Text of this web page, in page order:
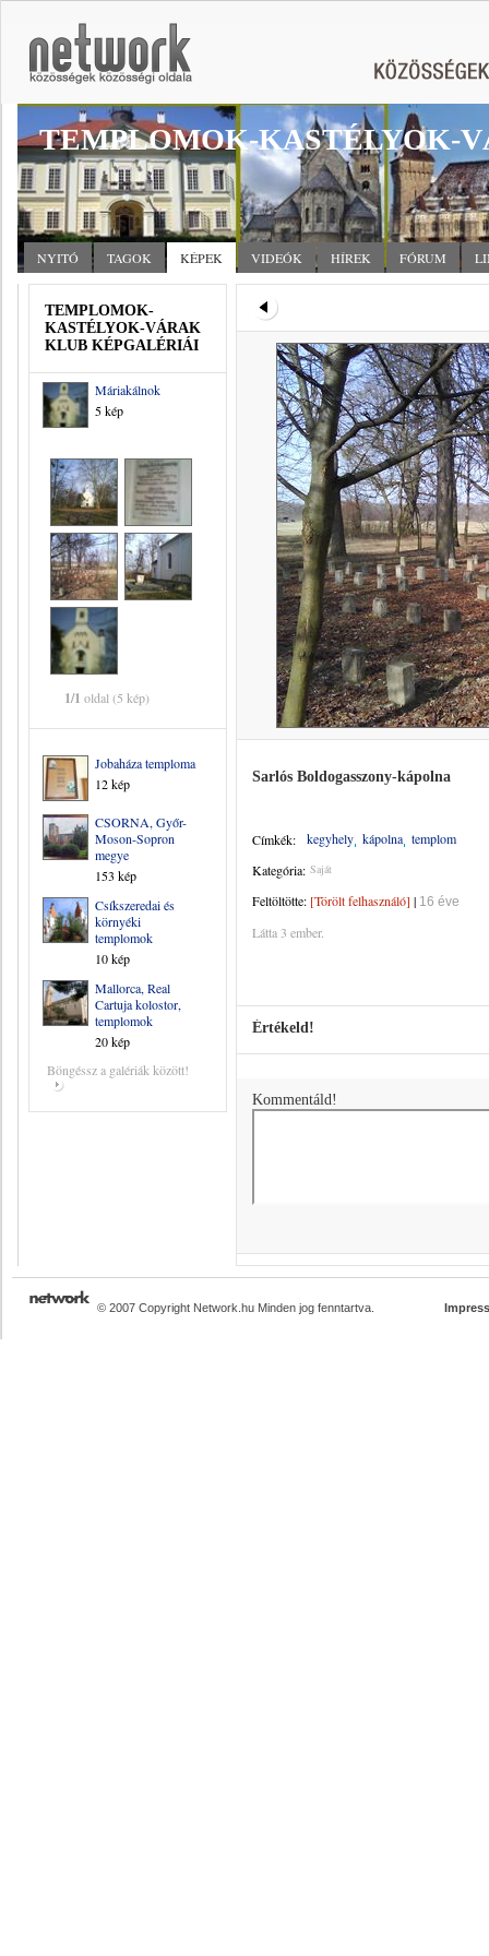
TEMPLOMOK-KASTÉLYOK-
NYITÓ TAGOK KÉPEK VIDEÓK HÍREK FÓRUM
TEMPLOMOK-
KASTÉLYOK-VÁRAK
KLUB KÉPGALÉRIÁI
Máriakálnok
5 kép
1/1 oldal (5 kép)
Jobaháza temploma
12 kép
CSORNA, Győr-
Moson-Sopron
megye
153 kép
Csíkszeredai és
környéki
templomok
10 kép
Mallorca, Real
Cartuja kolostor,
templomok
20 kép
Böngéssz a galériák között!
Sarlós Boldogasszony-kápolna
Címkék: kegyhely kápolna templom
Kategória: Saját
Feltöltötte: [Törölt felhasználó] | 16 éve
Látta 3 ember.
Értékeld!
Kommentáld!
© 2007 Copyright Network.hu Minden jog fenntartva.